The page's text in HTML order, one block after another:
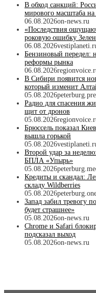
В обход санкций:
мирового масштаба
06.08.2026on-news.ru
«Последствия
роковую ошибку
06.08.2026
Бензиновый передел:
реформы рынка
06.08.2026
В Сибири появится
который изменит
05.08.2026
Радио для спасения
щит от дронов
05.08.2026
Брюссель показал
вышла горькой
05.08.2026
Второй удар за
БПЛА «Упырь»
05.08.2026
Кредиты и скандал:
складу Wildberries
05.08.2026
Запад забил тревогу
будет страшнее»
05.08.2026on-news.ru
Chrome и Safari
подсказал выход
05.08.2026on-news.ru